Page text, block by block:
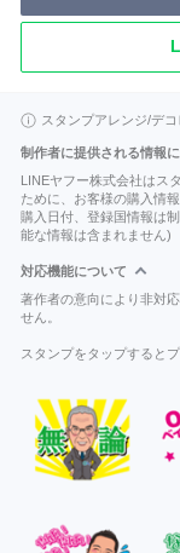
スタンプアレンジ/デ
制作者に提供される情報
LINEヤフー株式会社はス
ために、お客様の購入情報
購入日付、登録国情報は
能な情報は含まれません)
対応機能について
著作者の意向により非対
せん。
スタンプをタップすると